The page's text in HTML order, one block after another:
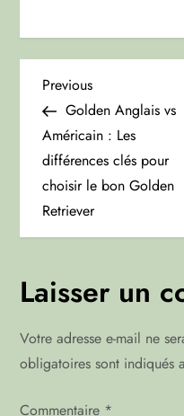
N
a
v
i
a
t
Previous
Post
Previous
Golden Anglais vs
Américain : Les
différences clés pour
choisir le bon Golden
Retriever
Laisser un
Votre adresse e-mail ne
obligatoires sont indiqués
Commentaire *